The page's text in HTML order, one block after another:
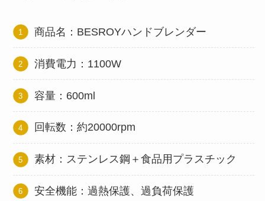
商品名：BESROYハンドブレンダー
消費電力：1100W
容量：600ml
回転数：約20000rpm
素材：ステンレス鋼＋食品用プラスチック
安全機能：過熱保護、過負荷保護